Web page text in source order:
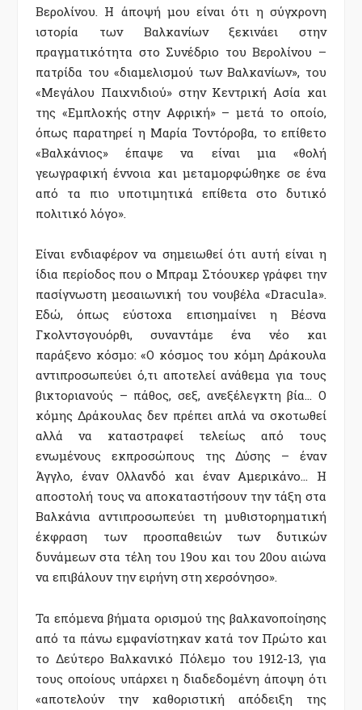
Βερολίνου. Η άποψή µου είναι ότι η σύγχρονη
ιστορία των Βαλκανίων ξεκινάει στην
πραγµατικότητα στο Συνέδριο του Βερολίνου –
πατρίδα του «διαµελισµού των Βαλκανίων», του
«Μεγάλου Παιχνιδιού» στην Κεντρική Ασία και
της «Εµπλοκής στην Αφρική» – µετά το οποίο,
όπως παρατηρεί η Μαρία Τοντόροβα, το επίθετο
«Βαλκάνιος» έπαψε να είναι µια «θολή
γεωγραφική έννοια και µεταµορφώθηκε σε ένα
από τα πιο υποτιµητικά επίθετα στο δυτικό
πολιτικό λόγο».
Είναι ενδιαφέρον να σηµειωθεί ότι αυτή είναι η
ίδια περίοδος που ο Μπραµ Στόουκερ γράφει την
πασίγνωστη µεσαιωνική του νουβέλα «Dracula».
Εδώ, όπως εύστοχα επισηµαίνει η Βέσνα
Γκολντσγουόρθι, συναντάµε ένα νέο και
παράξενο κόσµο: «Ο κόσµος του κόµη Δράκουλα
αντιπροσωπεύει ό,τι αποτελεί ανάθεµα για τους
βικτοριανούς – πάθος, σεξ, ανεξέλεγκτη βία… Ο
κόµης Δράκουλας δεν πρέπει απλά να σκοτωθεί
αλλά να καταστραφεί τελείως από τους
ενωµένους εκπροσώπους της Δύσης – έναν
Άγγλο, έναν Ολλανδό και έναν Αµερικάνο… Η
αποστολή τους να αποκαταστήσουν την τάξη στα
Βαλκάνια αντιπροσωπεύει τη µυθιστορηµατική
έκφραση των προσπαθειών των δυτικών
δυνάµεων στα τέλη του 19ου και του 20ου αιώνα
να επιβάλουν την ειρήνη στη χερσόνησο».
Τα επόµενα βήµατα ορισµού της βαλκανοποίησης
από τα πάνω εµφανίστηκαν κατά τον Πρώτο και
το Δεύτερο Βαλκανικό Πόλεµο του 1912-13, για
τους οποίους υπάρχει η διαδεδοµένη άποψη ότι
«αποτελούν την καθοριστική απόδειξη της